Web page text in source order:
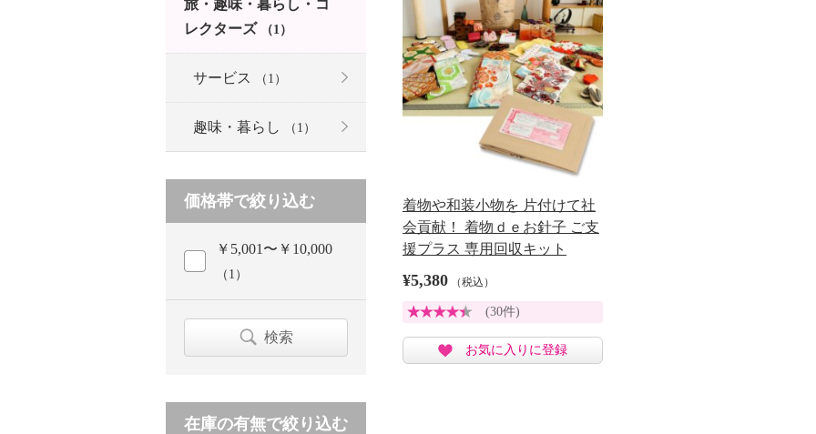
着物や和装小物を 片付けて社
会貢献！ 着物ｄｅお針子 ご支
援プラス 専用回収キット
¥5,380 （税込）
(30件)
お気に入りに登録
旅・趣味・暮らし・コ
レクターズ
（1）
サービス （1）
趣味・暮らし （1）
価格帯で絞り込む
￥5,001〜￥10,000
（1）
検索
在庫の有無で絞り込む